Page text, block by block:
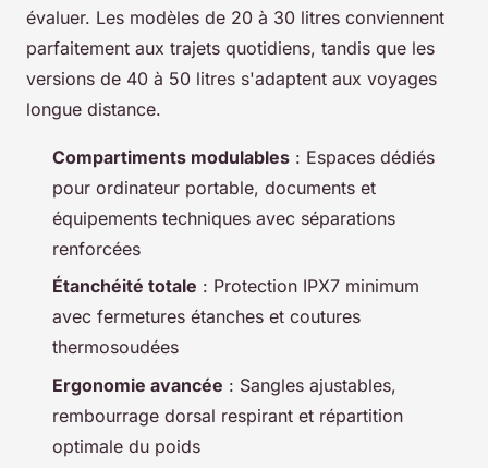
évaluer. Les modèles de 20 à 30 litres conviennent
parfaitement aux trajets quotidiens, tandis que les
versions de 40 à 50 litres s'adaptent aux voyages
longue distance.
Compartiments modulables : Espaces dédiés
pour ordinateur portable, documents et
équipements techniques avec séparations
renforcées
Étanchéité totale : Protection IPX7 minimum
avec fermetures étanches et coutures
thermosoudées
Ergonomie avancée : Sangles ajustables,
rembourrage dorsal respirant et répartition
optimale du poids